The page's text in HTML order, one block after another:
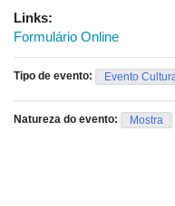
premiados serão
certificados, kits de
Os demais participantes
depender dos apoiadores
Links:
Formulário Online
Tipo de evento: Evento
Natureza do evento: Mostra